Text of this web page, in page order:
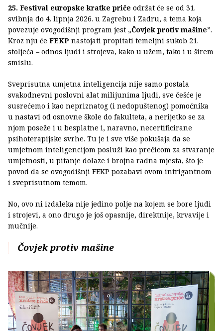
25. Festival europske kratke priče održat će se od 31.
svibnja do 4. lipnja 2026. u Zagrebu i Zadru, a tema koja
povezuje ovogodišnji program jest „Čovjek protiv mašine”.
Kroz nju će FEKP nastojati propitati temeljni sukob 21.
stoljeća – odnos ljudi i strojeva, kako u užem, tako i u širem
smislu.
Sveprisutna umjetna inteligencija nije samo postala
svakodnevni poslovni alat milijunima ljudi, sve češće je
susrećemo i kao nepriznatog (i nedopuštenog) pomoćnika
u nastavi od osnovne škole do fakulteta, a nerijetko se za
njom poseže i u besplatne i, naravno, necertificirane
psihoterapijske svrhe. Tu je i sve više pokušaja da se
umjetnom inteligencijom posluži kao prečicom za stvaranje
umjetnosti, u pitanje dolaze i brojna radna mjesta, što je
povod da se ovogodišnji FEKP pozabavi ovom intrigantnom
i sveprisutnom temom.
No, ovo ni izdaleka nije jedino polje na kojem se bore ljudi
i strojevi, a ono drugo je još opasnije, direktnije, krvavije i
mučnije.
Čovjek protiv mašine